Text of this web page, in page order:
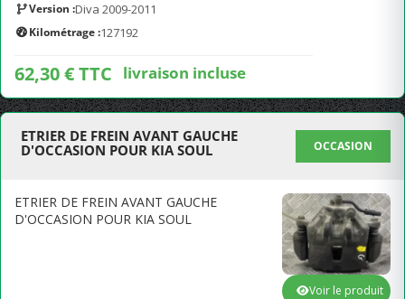
Version :Diva 2009-2011
Kilométrage :127192
62,30 € TTC livraison incluse
ETRIER DE FREIN AVANT GAUCHE
D'OCCASION POUR KIA SOUL
OCCASION
ETRIER DE FREIN AVANT GAUCHE
D'OCCASION POUR KIA SOUL
Voir le produit